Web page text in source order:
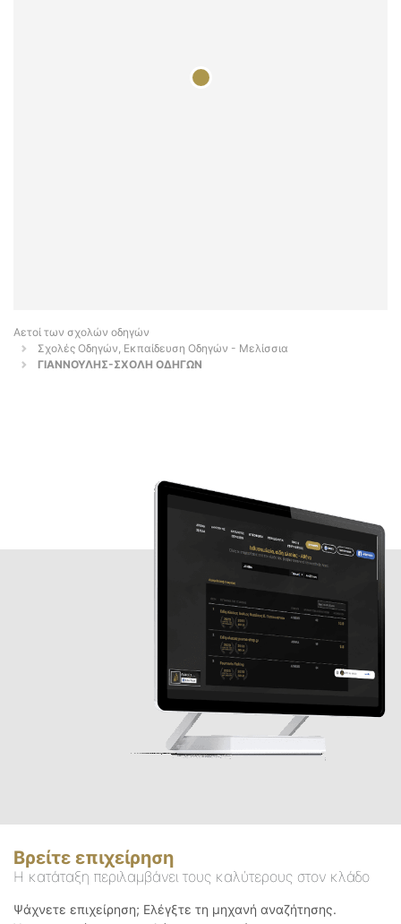
Αετοί των σχολών οδηγών
Σχολές Οδηγών, Εκπαίδευση Οδηγών - Μελίσσια
ΓΙΑΝΝΟΥΛΗΣ-ΣΧΟΛΗ ΟΔΗΓΩΝ
Βρείτε επιχείρηση
Η κατάταξη περιλαμβάνει τους καλύτερους στον κλάδο
Ψάχνετε επιχείρηση; Ελέγξτε τη μηχανή αναζήτησης.